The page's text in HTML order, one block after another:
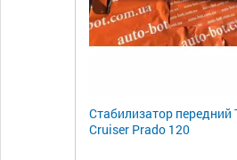
Стабилизатор передний
Cruiser Prado 120